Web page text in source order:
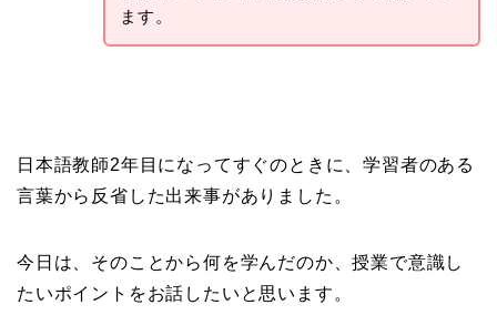
ます。
日本語教師2年目になってすぐのときに、学習者のある
言葉から反省した出来事がありました。
今日は、そのことから何を学んだのか、授業で意識し
たいポイントをお話したいと思います。